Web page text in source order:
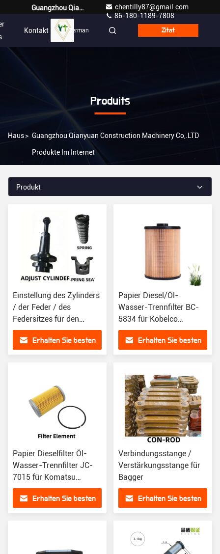
Guangzhou Qianyuan Construction Machinery Co,.LTD
chentilly87@gmail.com
86-180-1189-7808
Kontakt German Zitat
Produits
Haus> Guangzhou Qianyuan Construction Machinery Co,.LTD
Produkte Im Internet
Produkt
Einstellung des Zylinders
/ der Feder / des
Federsitzes für den
Baggeruntertrieb
Erhalten Sie besten
Papier Diesel/Öl-
Wasser-Trennfilter BC-
5834 für Kobelco
SK210LC-10
Erhalten Sie besten
Papier Dieselfilter Öl-
Wasser-Trennfilter JC-
7015 für Komatsu
PC30R-7
Erhalten Sie besten
Verbindungsstange /
Verstärkungsstange für
Bagger
Erhalten Sie besten